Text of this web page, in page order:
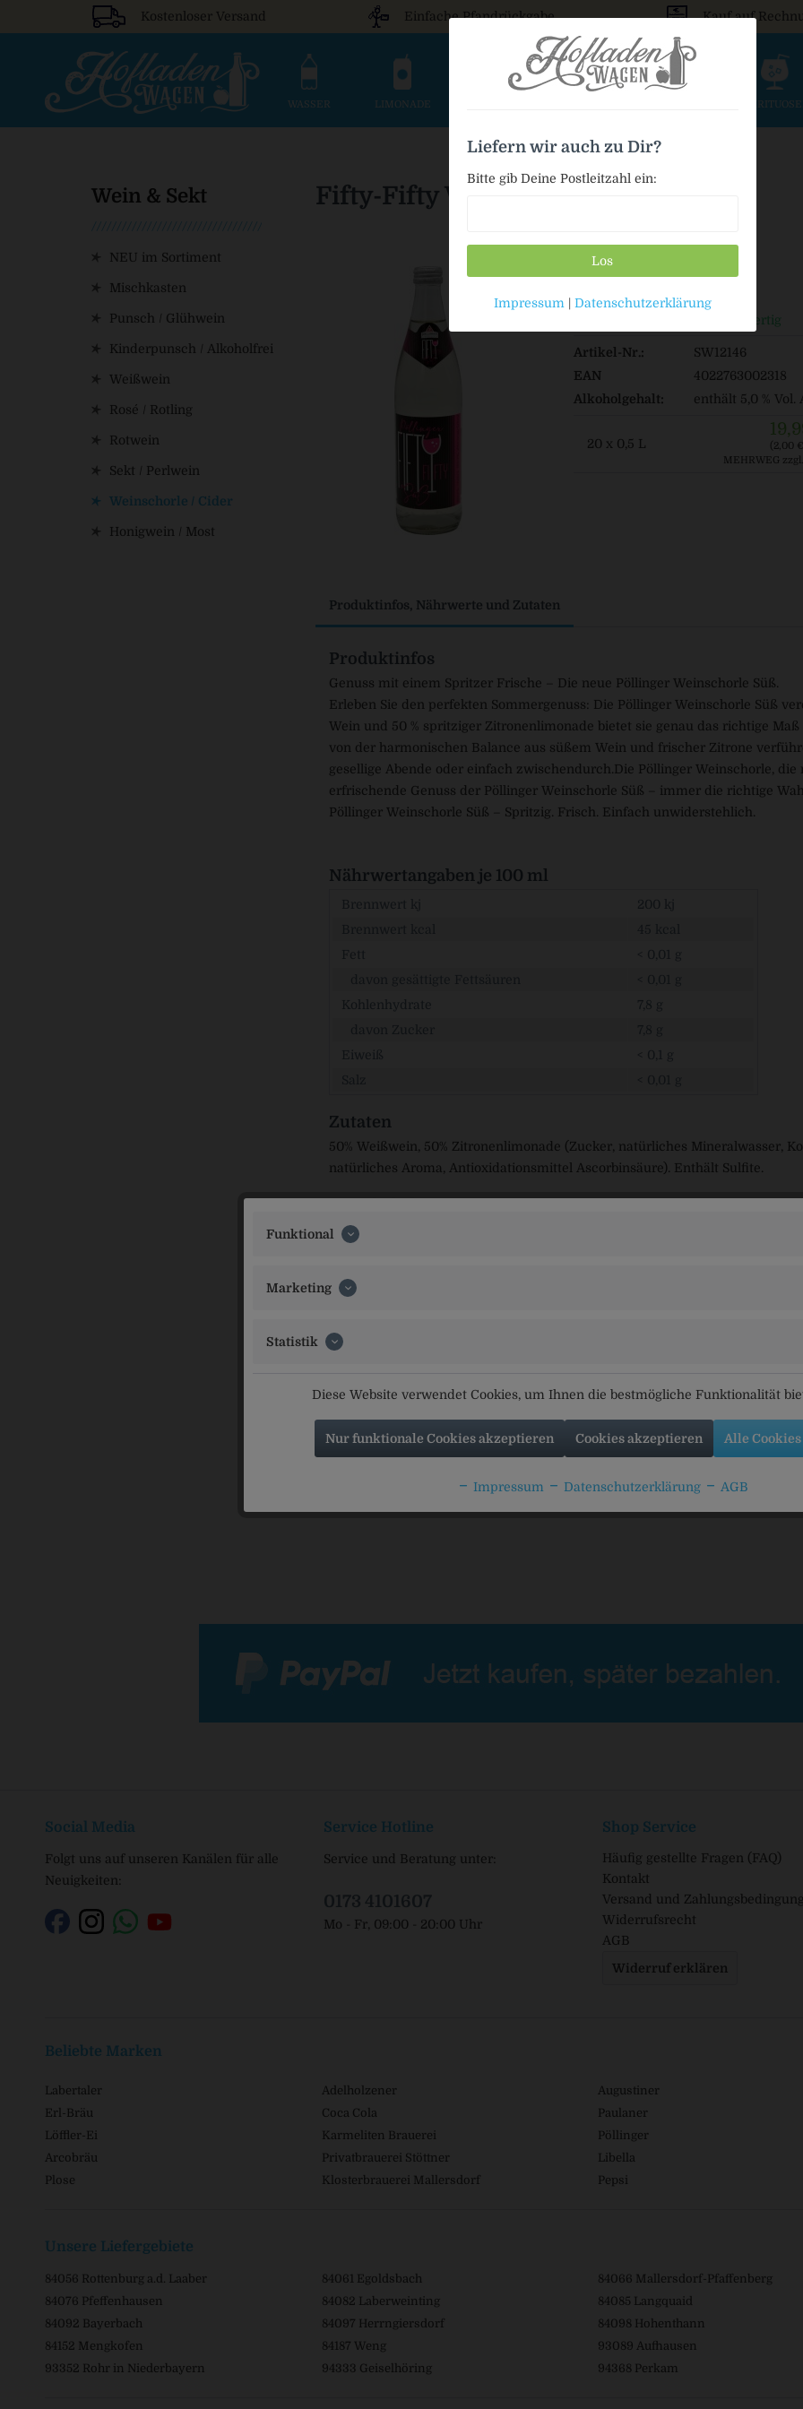
Kostenloser Versand Einfache Pfandrückgabe Kauf auf
WASSER LIMONADE
Wein & Sekt
NEU im Sortiment
Mischkasten
Punsch / Glühwein
Kinderpunsch / Alkoholfrei
Weißwein
Rosé / Rotling
Rotwein
Sekt / Perlwein
Weinschorle / Cider
Honigwein / Most
Fifty-Fifty Weinschorle Süß
19,99 € *
Auf Lager / Sofort versandfertig
Artikel-Nr.:
SW12146
EAN
4022763002318
Alkoholgehalt:
enthält 5,0 % Vol.
20 x 0,5 L
(2,00
MEHRWEG
Produktinfos, Nährwerte und Zutaten
Produktinfos
Genuss mit einem Spritzer Frische – Die neue Pöllinger Weinschorle Süß.
Erleben Sie den perfekten Sommergenuss: Die Pöllinger Weinschorle Süß
Wein und 50 % spritziger Zitronenlimonade bietet sie genau das richtige
von der harmonischen Balance aus süßem Wein und frischer Zitrone
gesellige Abende oder einfach zwischendurch.Die Pöllinger Weinschorle,
erfrischende Genuss der Pöllinger Weinschorle Süß – immer die richtige
Pöllinger Weinschorle Süß – Spritzig. Frisch. Einfach unwiderstehlich.
Nährwertangaben je 100 ml
Brennwert kj
200 kj
Fett
< 0,01 g
Kohlenhydrate
7,8 g
Eiweiß
< 0,1 g
Zutaten
50% Weißwein, 50% Zitronenlimonade (Zucker, natürliches Mineralwasser,
natürliches Aroma, Antioxidationsmittel Ascorbinsäure). Enthält Sulfite.
Pöllinger GmbH & Co. KG, Moosburger Str. 65, 84076 Pfeffenhausen
Kunden kauften auch
Wasser
Social Media
Folgt uns auf unseren Kanälen für alle
Neuigkeiten:
Service Hotline
Service und Beratung unter:
0173 4101607
Mo - Fr, 09:00 - 20:00 Uhr
Shop Service
Häufig gestellte Fragen (FAQ)
Kontakt
Versand und
Widerrufsrecht
AGB
Widerruf erklären
Beliebte Marken
Labertaler Adelholzener Augustiner
Erl-Bräu
Coca Cola Paulaner
Löffler-Ei
Karmeliten Brauerei Pöllinger
Arcobräu
Privatbrauerei Stöttner Libella
Plose
Klosterbrauerei Mallersdorf Pepsi
Unsere Liefergebiete
84056 Rottenburg a.d. Laaber 84061 Egoldsbach 84066 Mallersdorf-Pfaffenberg
84076 Pfeffenhausen
84082 Laberweinting 84085 Langquaid
84092 Bayerbach
84097 Herrngiersdorf 84098 Hohenthann
84152 Mengkofen
84187 Weng 93089 Aufhausen
93352 Rohr in Niederbayern
94333 Geiselhöring 94368 Perkam
Funktional
Marketing
Statistik
Diese Website verwendet Cookies, um Ihnen die bestmögliche Funktionalität
Nur funktionale Cookies akzeptieren Cookies akzeptieren Alle
Impressum Datenschutzerklärung AGB
Liefern wir auch zu Dir?
Bitte gib Deine Postleitzahl ein:
Los
Impressum | Datenschutzerklärung